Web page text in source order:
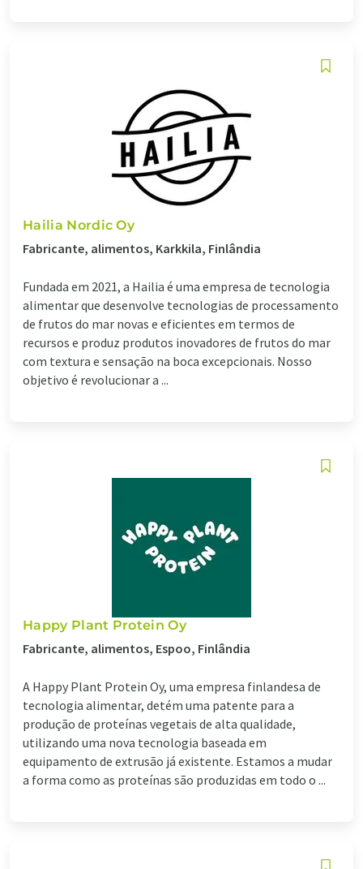
Hailia Nordic Oy
Fabricante, alimentos, Karkkila, Finlândia
Fundada em 2021, a Hailia é uma empresa de tecnologia
alimentar que desenvolve tecnologias de processamento
de frutos do mar novas e eficientes em termos de
recursos e produz produtos inovadores de frutos do mar
com textura e sensação na boca excepcionais. Nosso
objetivo é revolucionar a ...
Happy Plant Protein Oy
Fabricante, alimentos, Espoo, Finlândia
A Happy Plant Protein Oy, uma empresa finlandesa de
tecnologia alimentar, detém uma patente para a
produção de proteínas vegetais de alta qualidade,
utilizando uma nova tecnologia baseada em
equipamento de extrusão já existente. Estamos a mudar
a forma como as proteínas são produzidas em todo o ...